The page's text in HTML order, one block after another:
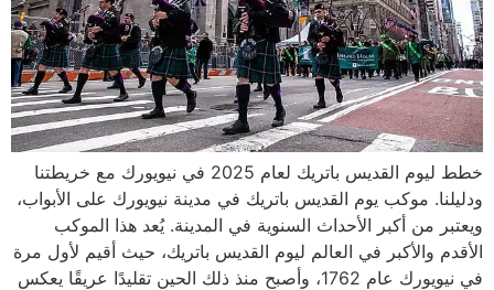
خطط ليوم القديس باتريك لعام 2025 في نيويورك مع خريطتنا
ودليلنا. موكب يوم القديس باتريك في مدينة نيويورك على الأبواب،
ويعتبر من أكبر الأحداث السنوية في المدينة. يُعد هذا الموكب
الأقدم والأكبر في العالم ليوم القديس باتريك، حيث أقيم لأول مرة
في نيويورك عام 1762، وأصبح منذ ذلك الحين تقليدًا عريقًا يعكس